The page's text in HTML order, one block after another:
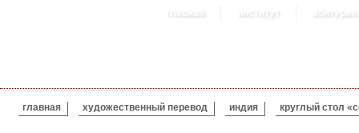
главная институт
ВЫ ЗДЕСЬ
главная художественный перевод индия круглый стол